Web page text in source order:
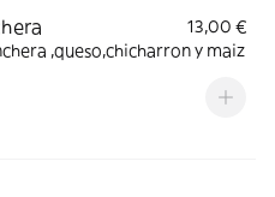
13,00 €
,queso,chicharron y maiz